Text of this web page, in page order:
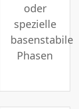
oder
spezielle
basenstabile
Phasen